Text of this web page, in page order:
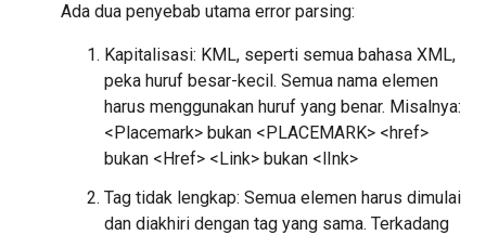
Ada dua penyebab utama error parsing:
Kapitalisasi: KML, seperti semua bahasa XML,
peka huruf besar-kecil. Semua nama elemen
harus menggunakan huruf yang benar. Misalnya:
<Placemark> bukan <PLACEMARK> <href>
bukan <Href> <Link> bukan <lInk>
Tag tidak lengkap: Semua elemen harus dimulai
dan diakhiri dengan tag yang sama. Terkadang